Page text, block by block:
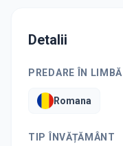
Detalii
PREDARE ÎN LIMBĂ
Romana
TIP ÎNVĂȚĂMÂNT